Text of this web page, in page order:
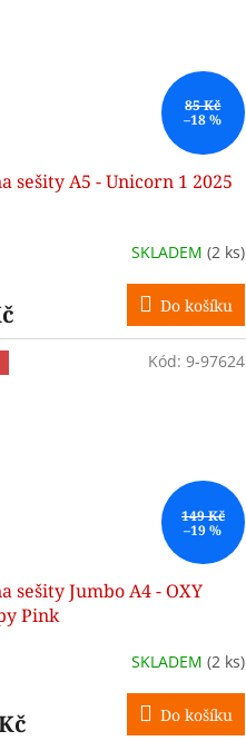
85 Kč
–18 %
sešity A5 - Unicorn 1 2025
SKLADEM (2 ks)
Do košíku
149 Kč
–19 %
sešity Jumbo A4 - OXY
Pink
SKLADEM (2 ks)
Do košíku
Kód: 9-97624